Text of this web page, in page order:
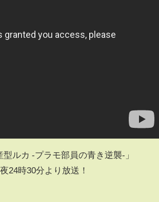
ルカ -プラモ部員の青き逆襲-」
24時30分より放送！